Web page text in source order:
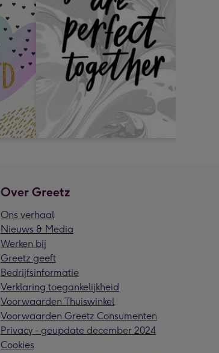
Over Greetz
Ons verhaal
Nieuws & Media
Werken bij
Greetz geeft
Bedrijfsinformatie
Verklaring toegankelijkheid
Voorwaarden Thuiswinkel
Voorwaarden Greetz Consumenten
Privacy - geupdate december 2024
Cookies